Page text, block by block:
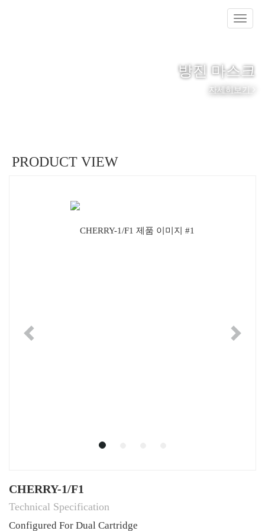
방진 마스크
자세히보기
PRODUCT VIEW
CHERRY-1/F1
Technical Specification
Configured For Dual Cartridge